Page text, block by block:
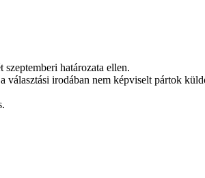
határozata ellen.
irodában nem képviselt pártok